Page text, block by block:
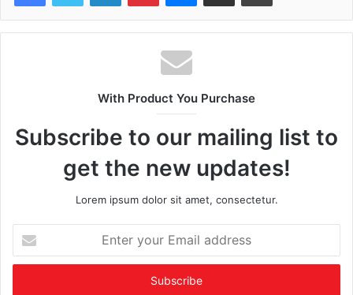
With Product You Purchase
Subscribe to our mailing list to
get the new updates!
Lorem ipsum dolor sit amet, consectetur.
your
Email